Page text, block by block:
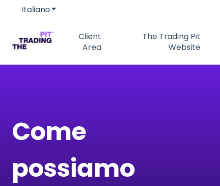
ItalianoMostra sottomenu per le traduzioni
Client
Area
The Trading Pit
Website
Come
possiamo